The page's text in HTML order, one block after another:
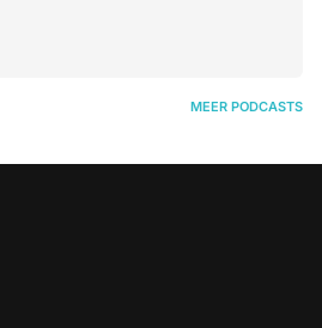
MEER PODCASTS